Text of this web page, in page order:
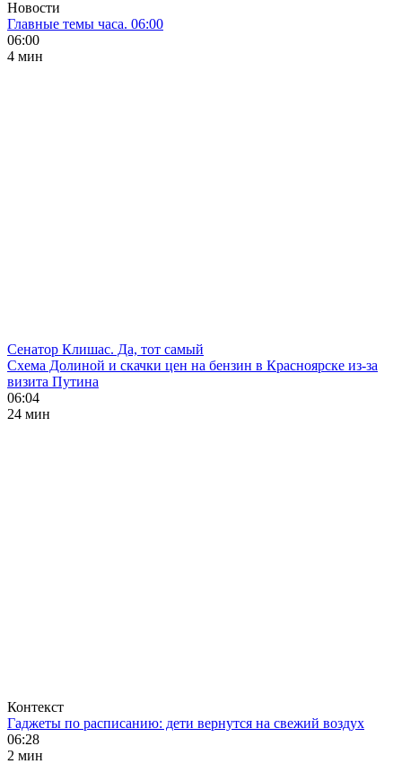
Новости
Главные темы часа. 06:00
06:00
4 мин
Сенатор Клишас. Да, тот самый
Схема Долиной и скачки цен на бензин в Красноярске из-за
визита Путина
06:04
24 мин
Контекст
Гаджеты по расписанию: дети вернутся на свежий воздух
06:28
2 мин